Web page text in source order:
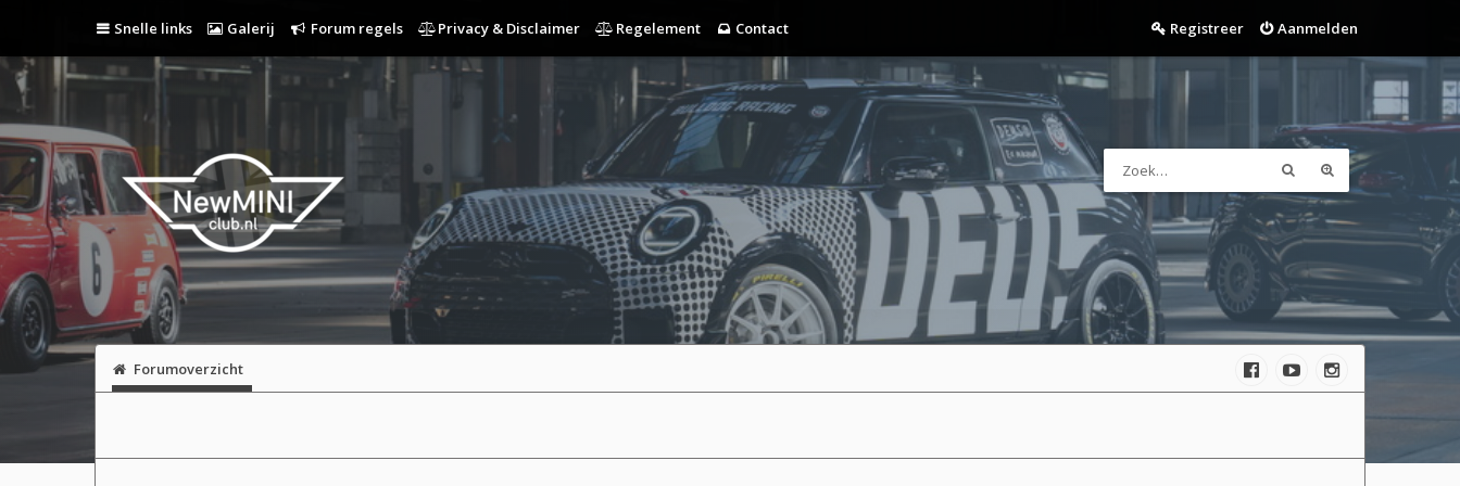
Snelle links Galerij Forum regels Privacy & Disclaimer Regelement Contact Aanmelden
Registreer
Forumoverzicht